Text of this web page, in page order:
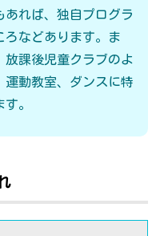
あれば、独自プログラ
ろなどあります。ま
放課後児童クラブのよ
運動教室、ダンスに特
。